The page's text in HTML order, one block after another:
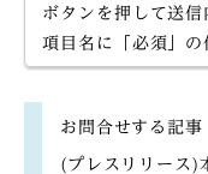
ボタンを押して送信
項目名に「必須」の
お問合せする記事
(プレスリリース)